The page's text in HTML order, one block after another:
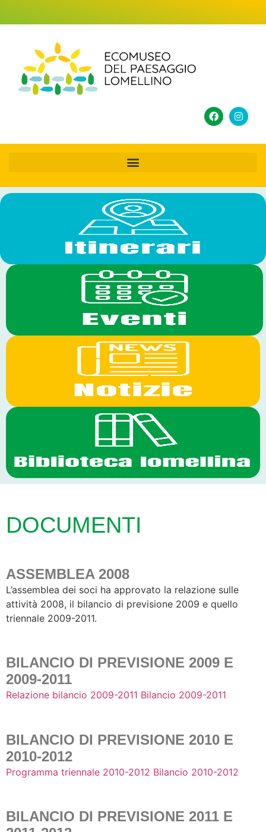
DOCUMENTI
ASSEMBLEA 2008
L’assemblea dei soci ha approvato la relazione sulle
attività 2008, il bilancio di previsione 2009 e quello
triennale 2009-2011.
BILANCIO DI PREVISIONE 2009 E
2009-2011
Relazione bilancio 2009-2011 Bilancio 2009-2011
BILANCIO DI PREVISIONE 2010 E
2010-2012
Programma triennale 2010-2012 Bilancio 2010-2012
BILANCIO DI PREVISIONE 2011 E